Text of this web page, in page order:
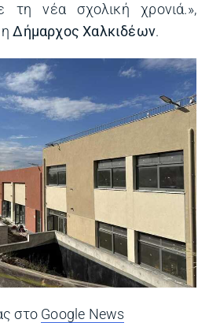
τη νέα σχολική χρονιά.»,
ηΔήμαρχος Χαλκιδέων.
στο Google News